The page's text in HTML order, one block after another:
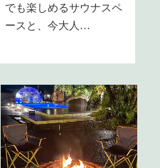
でも楽しめるサウナスペ
ースと、今大人…